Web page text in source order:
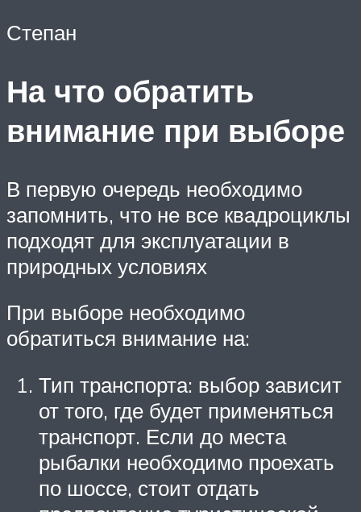
Степан
На что обратить
внимание при выборе
В первую очередь необходимо
запомнить, что не все квадроциклы
подходят для эксплуатации в
природных условиях
При выборе необходимо
обратиться внимание на:
Тип транспорта: выбор зависит
от того, где будет применяться
транспорт. Если до места
рыбалки необходимо проехать
по шоссе, стоит отдать